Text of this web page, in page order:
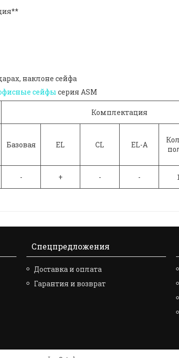
наклоне сейфа
сейфы серия ASM
Комплектация
Базовая EL CL EL-A
- + - - 1
Спецпредложения
Доставка и оплата
Гарантия и возврат